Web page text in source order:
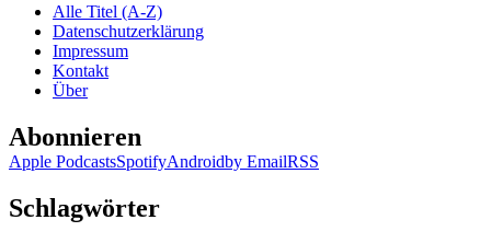
Alle Titel (A-Z)
Datenschutzerklärung
Impressum
Kontakt
Über
Abonnieren
Apple PodcastsSpotifyAndroidby EmailRSS
Schlagwörter